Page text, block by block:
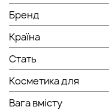
Бренд
Країна
Стать
Косметика для
Вага вмісту